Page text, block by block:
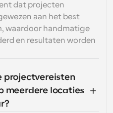
dat projecten
aan het best
waardoor handmatige
en resultaten worden
projectvereisten
meerdere locaties